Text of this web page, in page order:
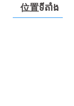
位置ទីតាំង